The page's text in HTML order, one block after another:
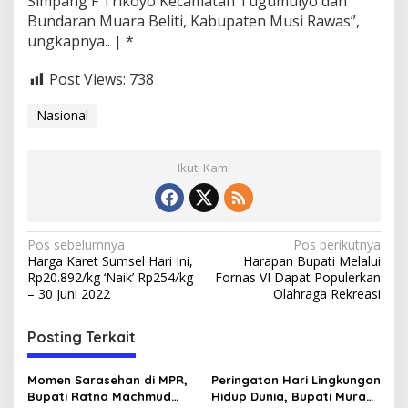
a
n
Bundaran Muara Beliti, Kabupaten Musi Rawas”,
ungkapnya.. | *
Post Views: 738
Nasional
Ikuti Kami
N
a
v
i
g
a
s
Pos sebelumnya
Harga Karet Sumsel Hari Ini,
Rp20.892/kg ‘Naik’ Rp254/kg
– 30 Juni 2022
Pos berikutnya
Harapan Bupati Melalui
Fornas VI Dapat Populerkan
Olahraga Rekreasi
Posting Terkait
Momen Sarasehan di MPR,
Bupati Ratna Machmud
Peringatan Hari Lingkungan
Hidup Dunia, Bupati Mura